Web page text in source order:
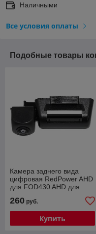
Наличными
Все условия оплаты
Подобные товары
Камера заднего вида
цифровая RedPower AHD
для FOD430 AHD для
(цельнометаллический
фургон)
260 руб.
Купить